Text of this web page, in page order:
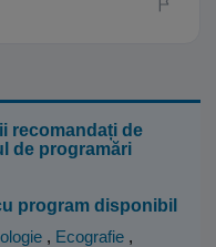
recomandați de
de programări
program disponibil
, Ecografie ,